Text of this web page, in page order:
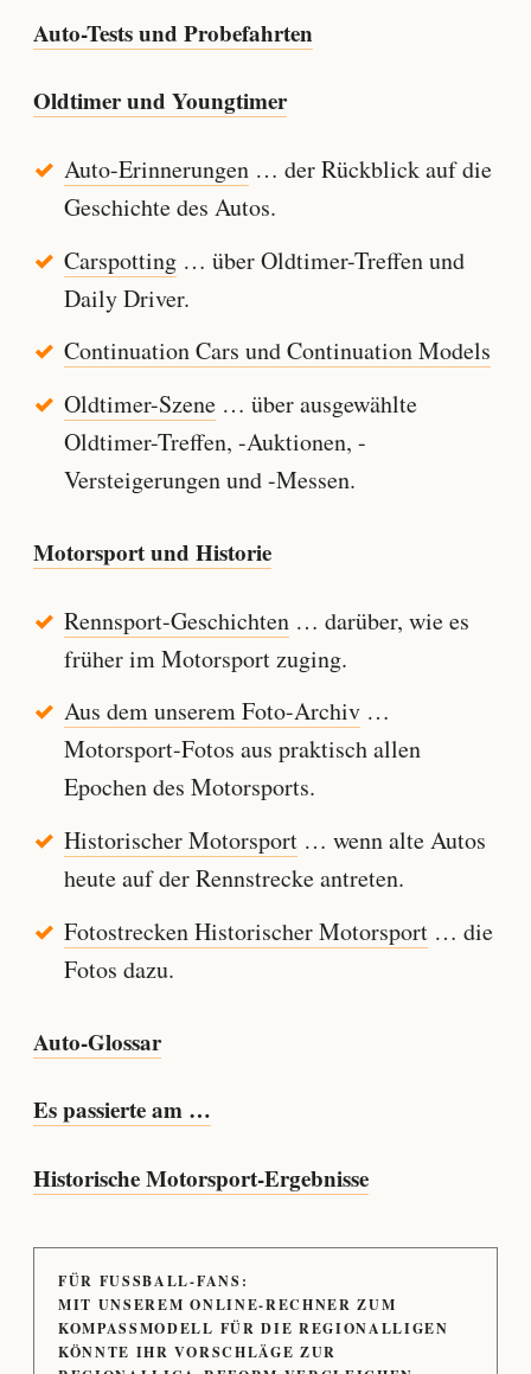
Auto-Tests und Probefahrten
Oldtimer und Youngtimer
Auto-Erinnerungen… der Rückblick auf die
Geschichte des Autos.
Carspotting… über Oldtimer-Treffen und
Daily Driver.
Continuation Cars und Continuation Models
Oldtimer-Szene… über ausgewählte
Oldtimer-Treffen, -Auktionen, -
Versteigerungen und -Messen.
Motorsport und Historie
Rennsport-Geschichten… darüber, wie es
früher im Motorsport zuging.
Aus dem unserem Foto-Archiv…
Motorsport-Fotos aus praktisch allen
Epochen des Motorsports.
Historischer Motorsport… wenn alte Autos
heute auf der Rennstrecke antreten.
Fotostrecken Historischer Motorsport… die
Fotos dazu.
Auto-Glossar
Es passierte am …
Historische Motorsport-Ergebnisse
FÜR FUSSBALL-FANS:
MIT UNSEREM ONLINE-RECHNER ZUM
KOMPASSMODELL FÜR DIE REGIONALLIGEN
KÖNNTE IHR VORSCHLÄGE ZUR